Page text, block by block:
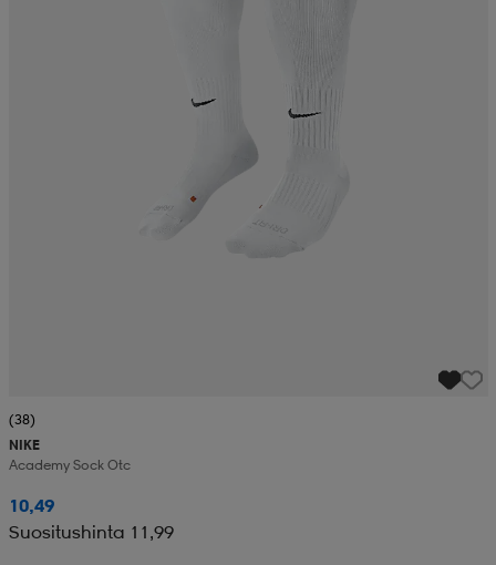
(38)
NIKE
Academy Sock Otc
10,49
Suositushinta 11,99